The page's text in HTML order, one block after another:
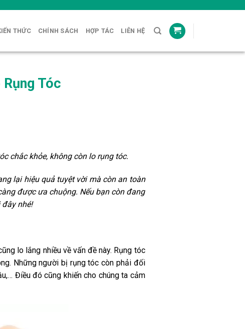
THỨC CHÍNH SÁCH HỢP TÁC LIÊN HỆ
Tóc
chắc khỏe, không còn lo rụng tóc.
lại hiệu quả tuyệt vời mà còn an toàn
được ưa chuộng. Nếu bạn còn đang
nhé!
lo lắng nhiều về vấn đề này. Rụng tóc
Những người bị rụng tóc còn phải đối
Điều đó cũng khiến cho chúng ta cảm